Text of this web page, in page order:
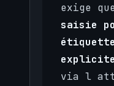
exige
saisie
via l